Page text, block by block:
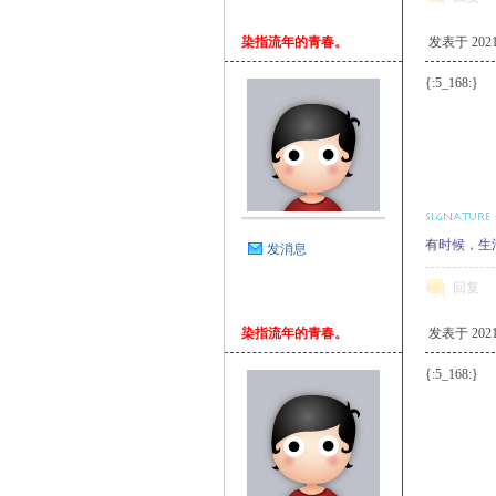
染指流年的青春。
发消息
发表于
{:5_168:}
有时候，生
回复
染指流年的青春。 发表于
{:5_168:}